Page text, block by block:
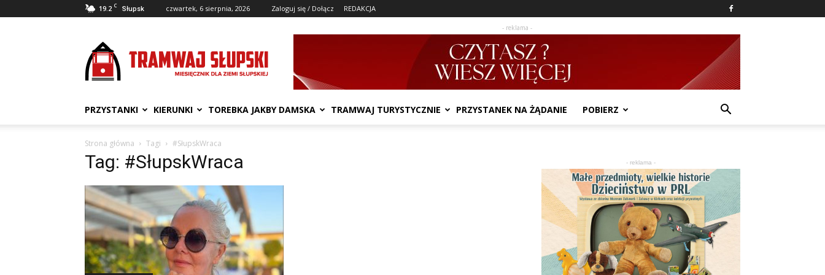
19.2 C Słupsk czwartek, 6 sierpnia, 2026 Zaloguj się / Dołącz REDAKCJA
Tramwaj
Słupski
- reklama -
PRZYSTANKI KIERUNKI TOREBKA JAKBY DAMSKA TRAMWAJ TURYSTYCZNIE PRZYSTANEK NA ŻĄDANIE POBIERZ
Strona główna Tagi #SłupskWraca
Tag: #SłupskWraca - reklama -